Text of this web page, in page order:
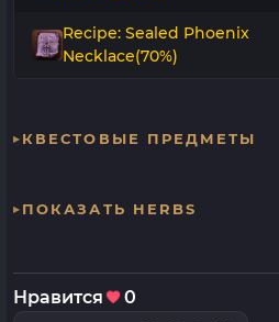
Recipe: Sealed Phoenix
Necklace(70%)
КВЕСТОВЫЕ ПРЕДМЕТЫ
ПОКАЗАТЬ HERBS
Нравится 0